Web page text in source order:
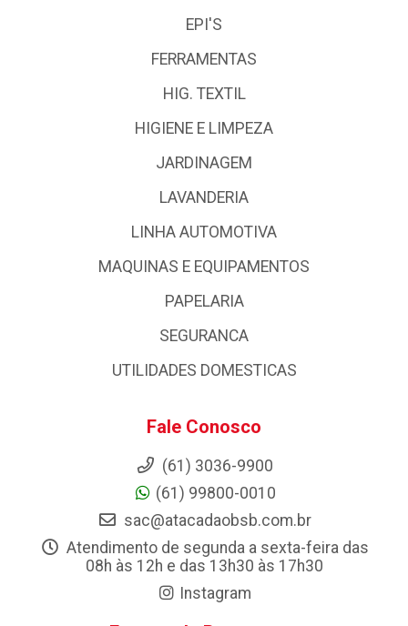
EPI'S
FERRAMENTAS
HIG. TEXTIL
HIGIENE E LIMPEZA
JARDINAGEM
LAVANDERIA
LINHA AUTOMOTIVA
MAQUINAS E EQUIPAMENTOS
PAPELARIA
SEGURANCA
UTILIDADES DOMESTICAS
Fale Conosco
(61) 3036-9900
(61) 99800-0010
sac@atacadaobsb.com.br
Atendimento de segunda a sexta-feira das
08h às 12h e das 13h30 às 17h30
Instagram